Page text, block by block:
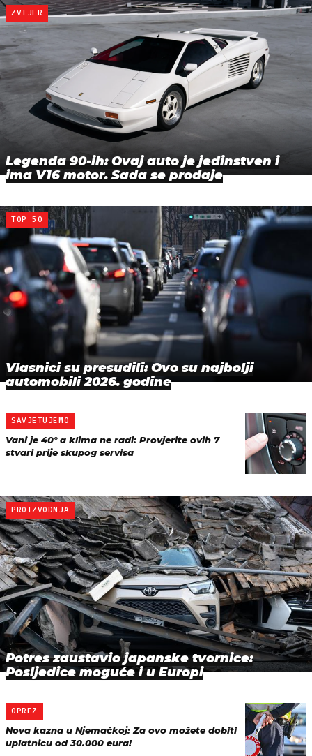
ZVIJER
Legenda 90-ih: Ovaj auto je jedinstven i
ima V16 motor. Sada se prodaje
TOP 50
Vlasnici su presudili: Ovo su najbolji
automobili 2026. godine
SAVJETUJEMO
Vani je 40° a klima ne radi: Provjerite ovih 7
stvari prije skupog servisa
PROIZVODNJA
Potres zaustavio japanske tvornice:
Posljedice moguće i u Europi
OPREZ
Nova kazna u Njemačkoj: Za ovo možete dobiti
uplatnicu od 30.000 eura!